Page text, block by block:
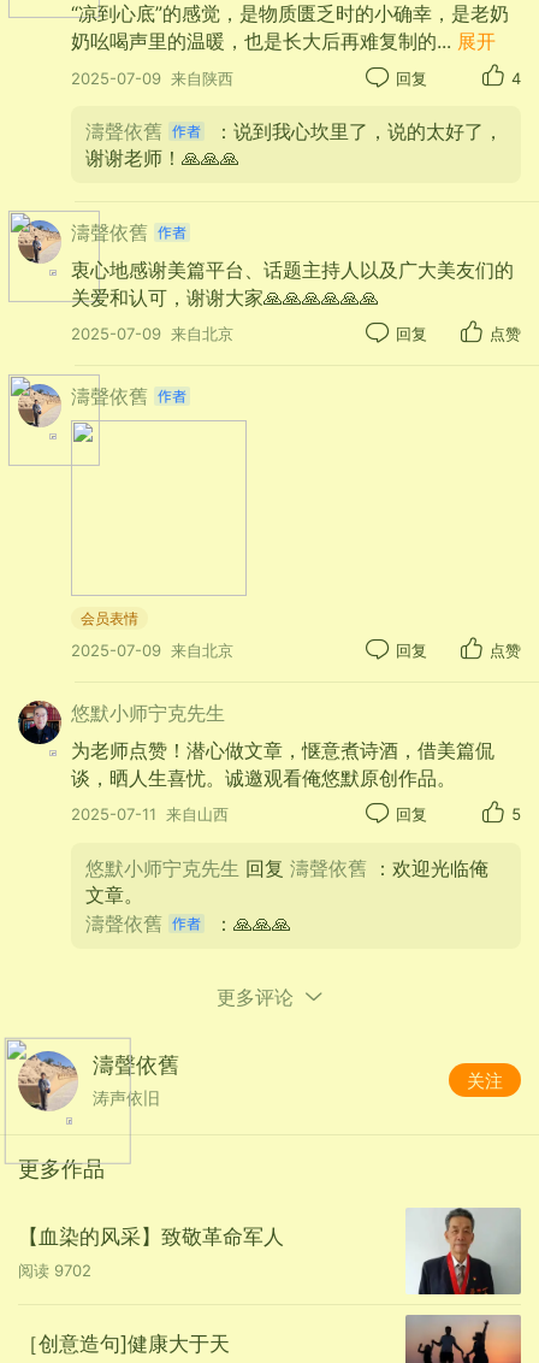
我小时候，家长给几分钱，买上一根三分
的冰棍，或小豆、或红果，吃在嘴里，甜甜酸
酸的，或者带着小豆的醇香，别提多美了。有
时家长会多给二分钱，买上一根牛奶的冰棍，
记得小时候，可数的几次，妈妈给每人买
北冰洋的小豆冰棍、红果冰棍就是我小时
“凉到心底”的感觉，是物质匮乏时的小确幸，是老奶
奶吆喝声里的温暖，也是长大后再难复制的... 展开
2025-07-09 来自陕西 回复 4
濤聲依舊
：说到我心坎里了，说的太好了，
谢谢老师！🙏🙏🙏
濤聲依舊
衷心地感谢美篇平台、话题主持人以及广大美友们的
关爱和认可，谢谢大家🙏🙏🙏🙏🙏🙏
2025-07-09 来自北京 回复 点赞
濤聲依舊
会员表情
2025-07-09 来自北京 回复 点赞
悠默小师宁克先生
为老师点赞！潜心做文章，惬意煮诗酒，借美篇侃
谈，晒人生喜忧。诚邀观看俺悠默原创作品。
2025-07-11 来自山西 回复 5
悠默小师宁克先生 回复 濤聲依舊 ：欢迎光临俺
文章。
濤聲依舊
：🙏🙏🙏
更多评论
濤聲依舊
涛声依旧
关注
更多作品
【血染的风采】致敬革命军人
阅读 9702
［创意造句]健康大于天